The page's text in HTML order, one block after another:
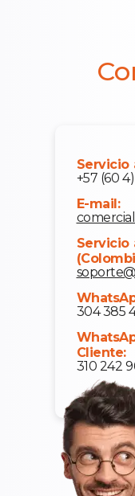
Servicio
+57 (60
E-mail:
Servicio
304 385
Cliente:
310 242